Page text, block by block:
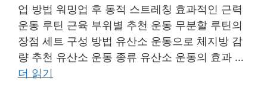
업 방법 워밍업 후 동적 스트레칭 효과적인 근력
운동 루틴 근육 부위별 추천 운동 무분할 루틴의
장점 세트 구성 방법 유산소 운동으로 체지방 감
량 추천 유산소 운동 종류 유산소 운동의 효과 …
더 읽기